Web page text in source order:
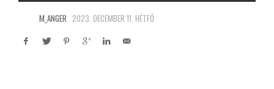
M_ANGER 2023. DECEMBER 11. HÉTFŐ